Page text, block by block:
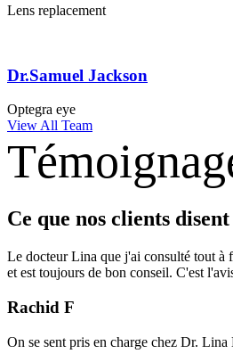
Lens replacement
Dr.Samuel Jackson
Optegra eye
View All Team
Ce que nos clients
Le docteur Lina que j'ai consulté tout à
et est toujours de bon conseil. C'est
Rachid F
On se sent pris en charge chez Dr.